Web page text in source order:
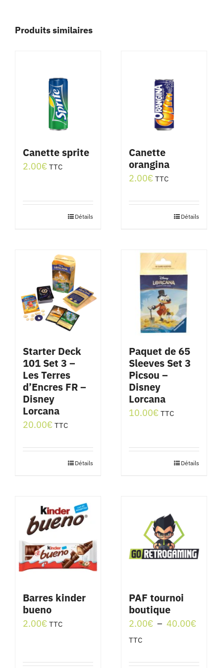
Produits similaires
Canette sprite
2.00€ TTC
Détails
Canette
orangina
2.00€ TTC
Détails
Starter Deck
101 Set 3 –
Les Terres
d’Encres FR –
Disney
Lorcana
20.00€ TTC
Détails
Paquet de 65
Sleeves Set 3
Picsou –
Disney
Lorcana
10.00€ TTC
Détails
Barres kinder
bueno
2.00€ TTC
PAF tournoi
boutique
2.00€ – 40.00€Plage
TTC